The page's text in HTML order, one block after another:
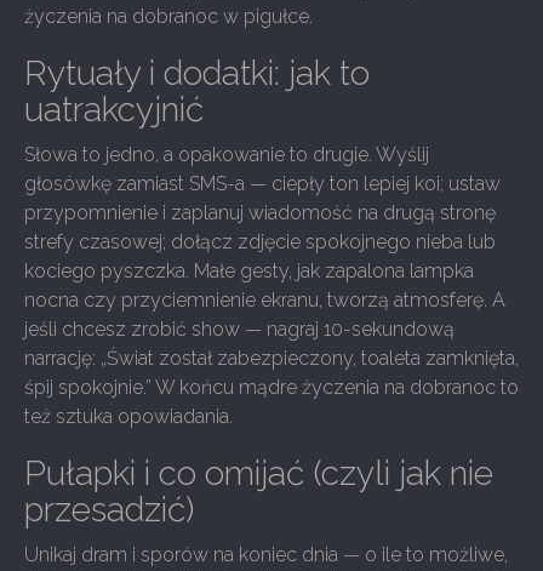
życzenia na dobranoc w pigułce.
Rytuały i dodatki: jak to
uatrakcyjnić
Słowa to jedno, a opakowanie to drugie. Wyślij
głosówkę zamiast SMS-a — ciepły ton lepiej koi; ustaw
przypomnienie i zaplanuj wiadomość na drugą stronę
strefy czasowej; dołącz zdjęcie spokojnego nieba lub
kociego pyszczka. Małe gesty, jak zapalona lampka
nocna czy przyciemnienie ekranu, tworzą atmosferę. A
jeśli chcesz zrobić show — nagraj 10-sekundową
narrację: „Świat został zabezpieczony, toaleta zamknięta,
śpij spokojnie.” W końcu mądre życzenia na dobranoc to
też sztuka opowiadania.
Pułapki i co omijać (czyli jak nie
przesadzić)
Unikaj dram i sporów na koniec dnia — o ile to możliwe,